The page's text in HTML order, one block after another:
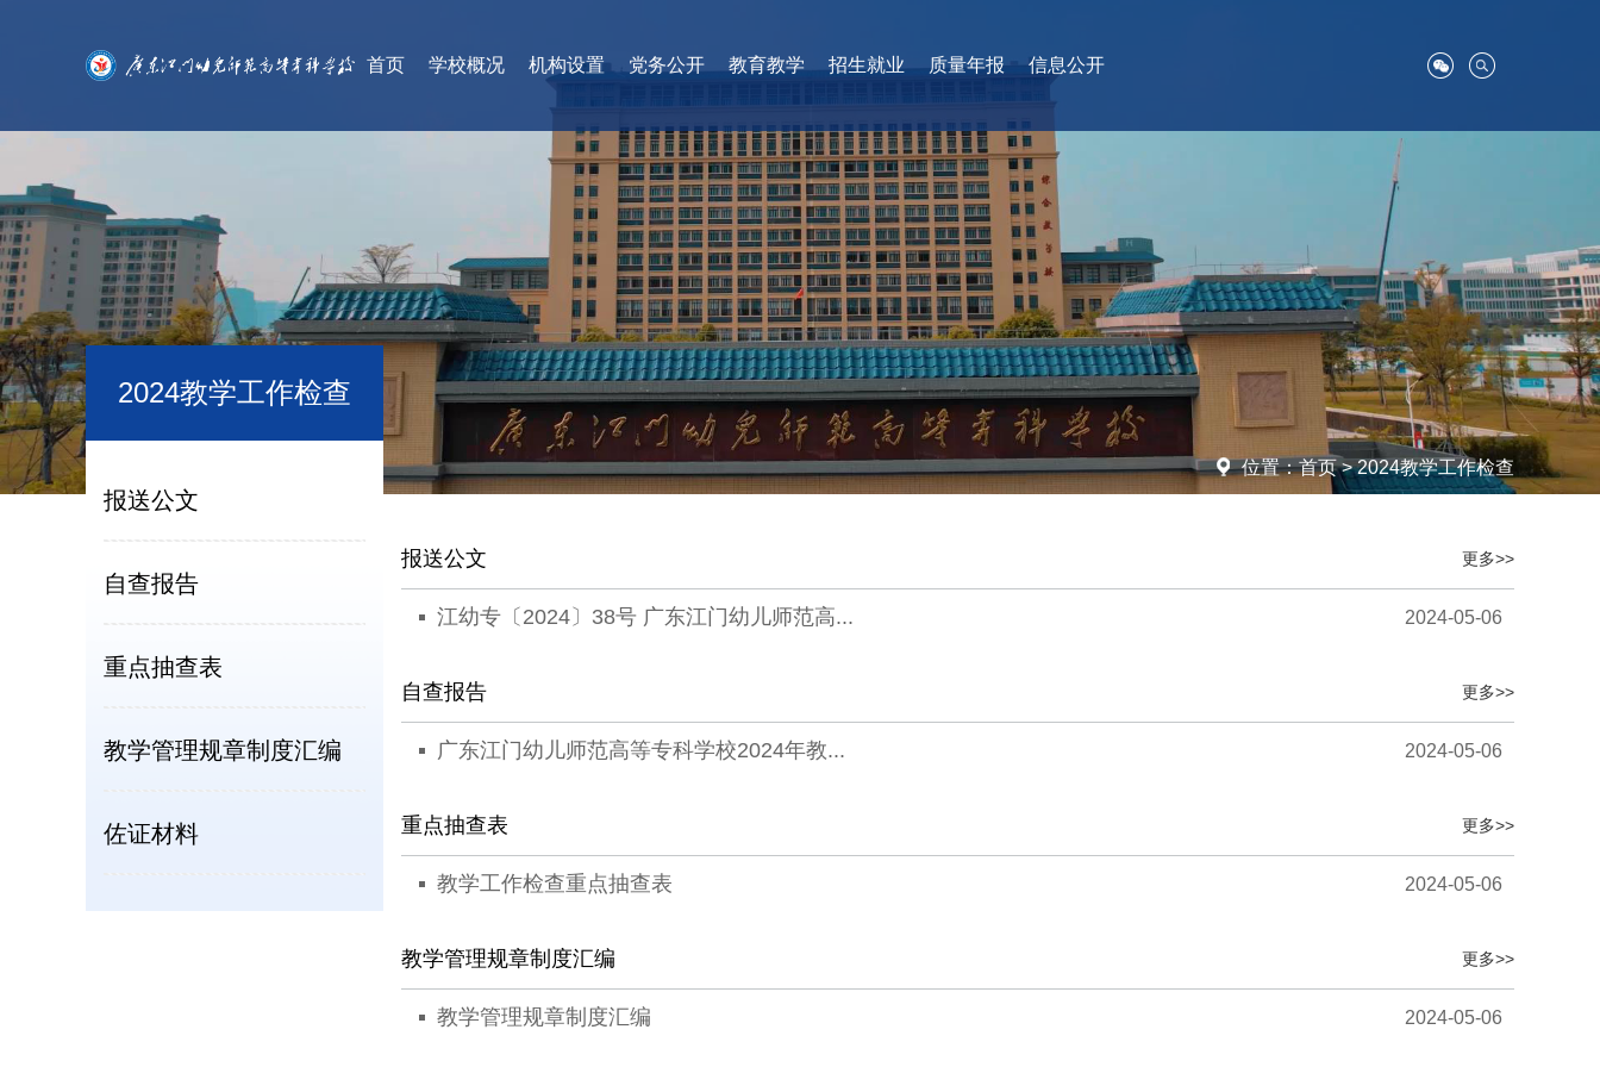
首页 学校概况 机构设置 党务公开 教育教学 招生就业 质量年报 信息公开
位置：首页>2024教学工作检查
2024教学工作检查
报送公文
自查报告
重点抽查表
教学管理规章制度汇编
佐证材料
报送公文 更多>>
江幼专〔2024〕38号 广东江门幼儿师范高... 2024-05-06
自查报告 更多>>
广东江门幼儿师范高等专科学校2024年教... 2024-05-06
重点抽查表 更多>>
教学工作检查重点抽查表 2024-05-06
教学管理规章制度汇编 更多>>
教学管理规章制度汇编 2024-05-06